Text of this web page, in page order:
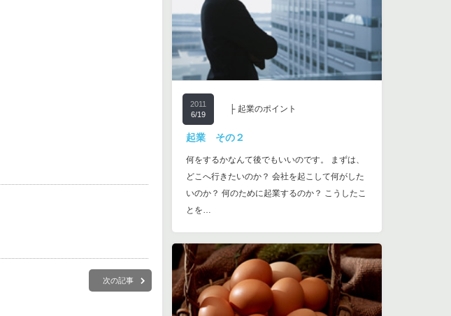
次の記事
2011
6/19
├ 起業のポイント
起業 その２
何をするかなんて後でもいいのです。 まずは、
どこへ行きたいのか？ 会社を起こして何がした
いのか？ 何のために起業するのか？ こうしたこ
とを…